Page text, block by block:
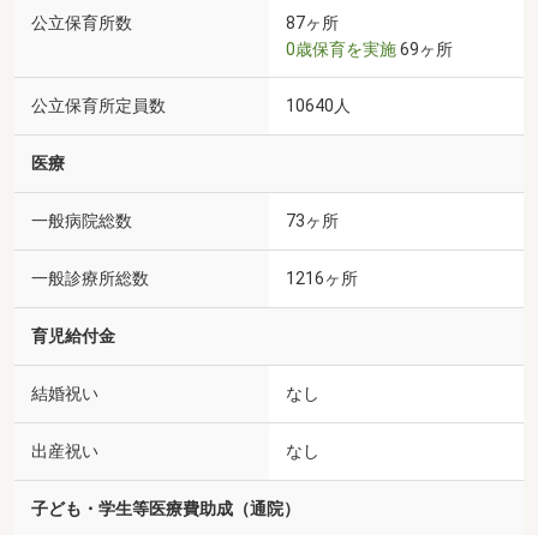
公立保育所数
87ヶ所
0歳保育を実施69ヶ所
公立保育所定員数 10640人
医療
一般病院総数 73ヶ所
一般診療所総数 1216ヶ所
育児給付金
結婚祝い なし
出産祝い なし
子ども・学生等医療費助成（通院）